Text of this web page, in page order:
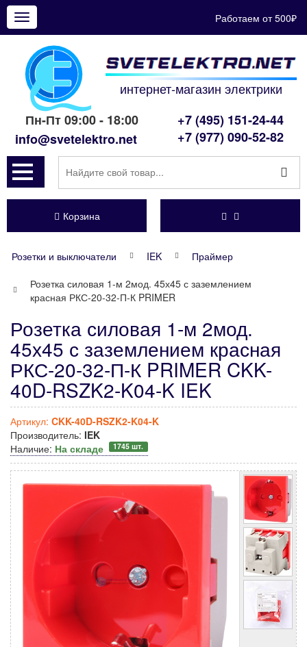
Показать
меню
Работаем от 500₽
интернет-магазин электрики
Пн-Пт 09:00 - 18:00
info@svetelektro.net
+7 (495) 151-24-44
+7 (977) 090-52-82
Корзина
Розетки и выключатели IEK
Праймер
Розетка силовая 1-м 2мод. 45х45 с заземлением
красная РКС-20-32-П-К PRIMER
Розетка силовая 1-м 2мод.
45х45 с заземлением красная
РКС-20-32-П-К PRIMER CKK-
40D-RSZK2-K04-K IEK
Артикул: CKK-40D-RSZK2-K04-K
Производитель: IEK
Наличие: На складе 1745 шт.